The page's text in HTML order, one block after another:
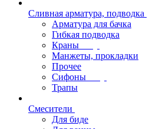
Сливная арматура, подводка
Арматура для бачка
Гибкая подводка
Краны
Манжеты, прокладки
Прочее
Сифоны
Трапы
Смесители
Для биде